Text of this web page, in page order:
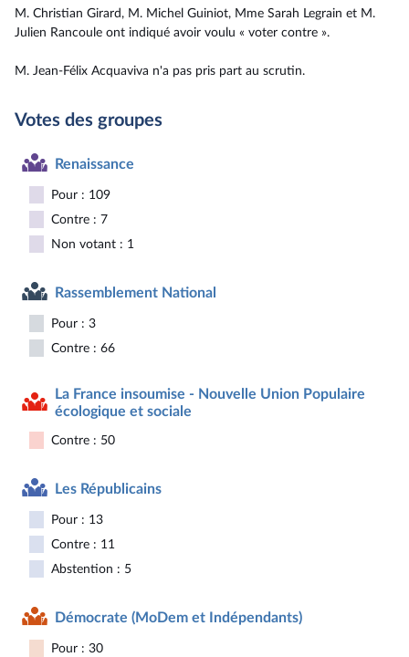
M. Christian Girard, M. Michel Guiniot, Mme Sarah Legrain et M.
Julien Rancoule ont indiqué avoir voulu « voter contre ».
M. Jean-Félix Acquaviva n'a pas pris part au scrutin.
Votes des groupes
Renaissance
Pour : 109
Contre : 7
Non votant : 1
Rassemblement National
Pour : 3
Contre : 66
La France insoumise - Nouvelle Union Populaire
écologique et sociale
Contre : 50
Les Républicains
Pour : 13
Contre : 11
Abstention : 5
Démocrate (MoDem et Indépendants)
Pour : 30